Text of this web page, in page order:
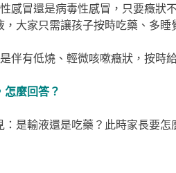
性感冒還是病毒性感冒，只要癥
大家只需讓孩子按時吃藥、多
伴有低燒、輕微咳嗽癥狀，按時
麼回答？
是輸液還是吃藥？此時家長要